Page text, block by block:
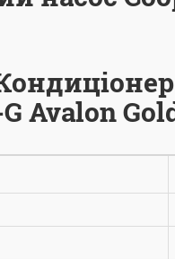
Avalon